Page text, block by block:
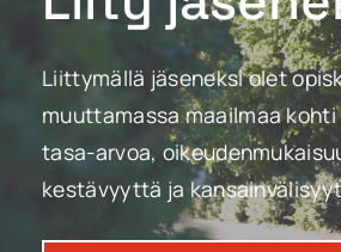
Liittymällä jäseneksi olet
muuttamassa maailmaa
tasa-arvoa,
kestävyyttä ja